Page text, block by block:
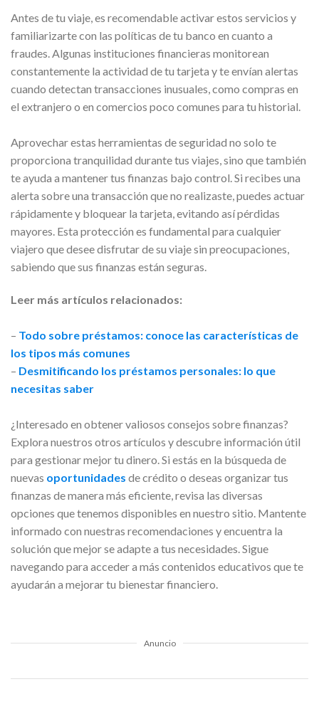
Antes de tu viaje, es recomendable activar estos servicios y
familiarizarte con las políticas de tu banco en cuanto a
fraudes. Algunas instituciones financieras monitorean
constantemente la actividad de tu tarjeta y te envían alertas
cuando detectan transacciones inusuales, como compras en
el extranjero o en comercios poco comunes para tu historial.
Aprovechar estas herramientas de seguridad no solo te
proporciona tranquilidad durante tus viajes, sino que también
te ayuda a mantener tus finanzas bajo control. Si recibes una
alerta sobre una transacción que no realizaste, puedes actuar
rápidamente y bloquear la tarjeta, evitando así pérdidas
mayores. Esta protección es fundamental para cualquier
viajero que desee disfrutar de su viaje sin preocupaciones,
sabiendo que sus finanzas están seguras.
Leer más artículos relacionados:
– Todo sobre préstamos: conoce las características de
los tipos más comunes
– Desmitificando los préstamos personales: lo que
necesitas saber
¿Interesado en obtener valiosos consejos sobre finanzas?
Explora nuestros otros artículos y descubre información útil
para gestionar mejor tu dinero. Si estás en la búsqueda de
nuevas oportunidades de crédito o deseas organizar tus
finanzas de manera más eficiente, revisa las diversas
opciones que tenemos disponibles en nuestro sitio. Mantente
informado con nuestras recomendaciones y encuentra la
solución que mejor se adapte a tus necesidades. Sigue
navegando para acceder a más contenidos educativos que te
ayudarán a mejorar tu bienestar financiero.
Anuncio